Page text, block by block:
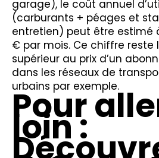
garage), le coût annuel
(carburants + péages et
entretien) peut être estimé
€ par mois. Ce chiffre reste
supérieur au prix d’un
dans les réseaux de
urbains par exemple.
Pour
loin :